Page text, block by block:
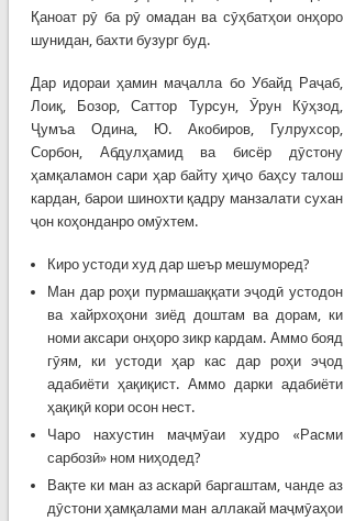
Қаноат рӯ ба рӯ омадан ва сӯҳбатҳои онҳоро
шунидан, бахти бузург буд.
Дар идораи ҳамин маҷалла бо Убайд Раҷаб,
Лоиқ, Бозор, Саттор Турсун, Ӯрун Кӯҳзод,
Ҷумъа Одина, Ю. Акобиров, Гулрухсор,
Сорбон, Абдулҳамид ва бисёр дӯстону
ҳамқаламон сари ҳар байту ҳиҷо баҳсу талош
кардан, барои шинохти қадру манзалати сухан
ҷон коҳонданро омӯхтем.
Киро устоди худ дар шеър мешуморед?
Ман дар роҳи пурмашаққати эҷодӣ устодон
ва хайрхоҳони зиёд доштам ва дорам, ки
номи аксари онҳоро зикр кардам. Аммо бояд
гӯям, ки устоди ҳар кас дар роҳи эҷод
адабиёти ҳақиқист. Аммо дарки адабиёти
ҳақиқӣ кори осон нест.
Чаро нахустин маҷмӯаи худро «Расми
сарбозӣ» ном ниҳодед?
Вақте ки ман аз аскарӣ баргаштам, чанде аз
дӯстони ҳамқалами ман аллакай маҷмӯаҳои